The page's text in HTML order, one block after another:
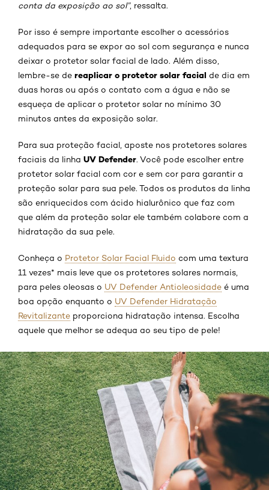
conta da exposição ao sol”, ressalta.
Por isso é sempre importante escolher o acessórios
adequados para se expor ao sol com segurança e nunca
deixar o protetor solar facial de lado. Além disso,
lembre-se de reaplicar o protetor solar facial de dia em
duas horas ou após o contato com a água e não se
esqueça de aplicar o protetor solar no mínimo 30
minutos antes da exposição solar.
Para sua proteção facial, aposte nos protetores solares
faciais da linha UV Defender. Você pode escolher entre
protetor solar facial com cor e sem cor para garantir a
proteção solar para sua pele. Todos os produtos da linha
são enriquecidos com ácido hialurônico que faz com
que além da proteção solar ele também colabore com a
hidratação da sua pele.
Conheça o Protetor Solar Facial Fluido com uma textura
11 vezes* mais leve que os protetores solares normais,
para peles oleosas o UV Defender Antioleosidade é uma
boa opção enquanto o UV Defender Hidratação
Revitalizante proporciona hidratação intensa. Escolha
aquele que melhor se adequa ao seu tipo de pele!